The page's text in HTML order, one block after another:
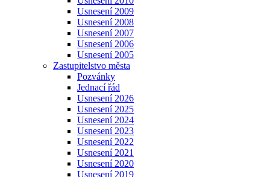
Usnesení 2009
Usnesení 2008
Usnesení 2007
Usnesení 2006
Usnesení 2005
Zastupitelstvo města
Pozvánky
Jednací řád
Usnesení 2026
Usnesení 2025
Usnesení 2024
Usnesení 2023
Usnesení 2022
Usnesení 2021
Usnesení 2020
Usnesení 2019